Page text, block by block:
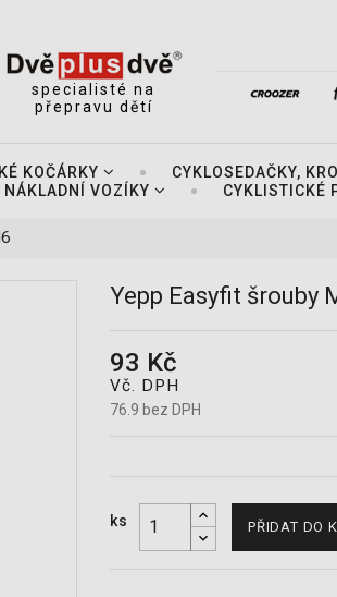
specialisté na
přepravu dětí
KOČÁRKY
CYKLOSEDAČKY,
NÁKLADNÍ VOZÍKY
CYKLISTICKÉ
Yepp Easyfit šrouby
93 Kč
Vč. DPH
76.9 bez DPH
ks PŘIDAT DO